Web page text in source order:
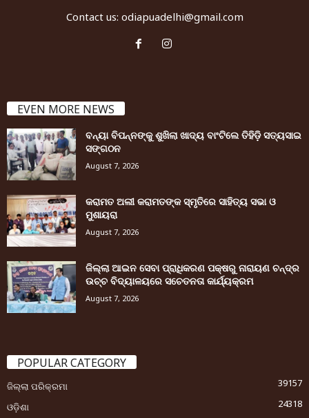
Contact us: odiapuadelhi@gmail.com
EVEN MORE NEWS
ବନ୍ୟା ବିପନ୍ନଙ୍କୁ ଶୁଖିଲା ଖାଦ୍ୟ ବାଂଟିଲେ ତିହିଡି଼ ସତ୍ୟସାଇ
ସଙ୍ଗଠନ
August 7, 2026
କରାମତ ଅଲୀ କରାମତଙ୍କ ସ୍ମୃତିରେ ସାହିତ୍ୟ ସଭା ଓ
ମୁଶାୟରା
August 7, 2026
ଜିଲ୍ଲା ଆଇନ ସେବା ପ୍ରାଧିକରଣ ପକ୍ଷରୁ ନାରାୟଣ ଚନ୍ଦ୍ର
ଉଚ୍ଚ ବିଦ୍ୟାଳୟରେ ସଚେତନତା କାର୍ଯ୍ୟକ୍ରମ
August 7, 2026
POPULAR CATEGORY
ଜିଲ୍ଲା ପରିକ୍ରମା
39157
ଓଡ଼ିଶା
24318